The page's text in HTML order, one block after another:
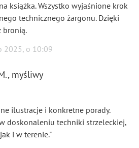
książka. Wszystko wyjaśnione krok
technicznego żargonu. Dzięki
bronią.
2025, o 10:09
myśliwy
ilustracje i konkretne porady.
doskonaleniu techniki strzeleckiej,
i w terenie."